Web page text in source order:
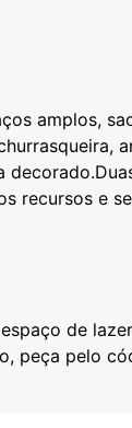
amplos,
recursos e
de